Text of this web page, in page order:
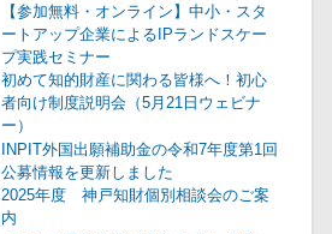
【参加無料・オンライン】中小・スタ
ートアップ企業によるIPランドスケー
プ実践セミナー
初めて知的財産に関わる皆様へ！初心
者向け制度説明会（5月21日ウェビナ
ー）
INPIT外国出願補助金の令和7年度第1回
公募情報を更新しました
2025年度 神戸知財個別相談会のご案
内